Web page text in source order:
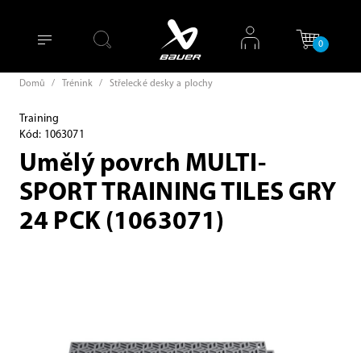
0
Domů / Trénink / Střelecké desky a plochy
Training
Kód: 1063071
Umělý povrch MULTI-
SPORT TRAINING TILES GRY
24 PCK (1063071)